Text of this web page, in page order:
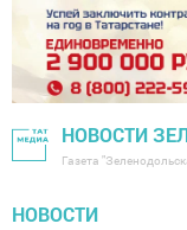
НОВОСТИ
Газета
НОВОСТИ